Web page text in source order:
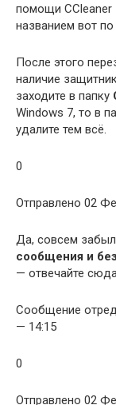
помощи CCleaner
названием вот по
После этого
наличие
заходите в папку
Windows 7, то в
удалите тем всё.
0
Отправлено 02
Да, совсем
сообщения и
— отвечайте
Сообщение
— 14:15
0
Отправлено 02